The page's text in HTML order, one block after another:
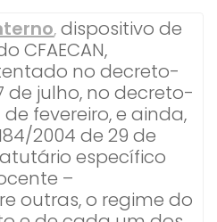
,dispositivo de
CFAECAN,
no decreto-
7 de julho, no decreto-
de fevereiro, e ainda,
2004 de 29 de
específico
–
outras, o regime do